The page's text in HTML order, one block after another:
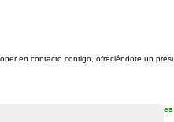
en contacto contigo, ofreciéndote un